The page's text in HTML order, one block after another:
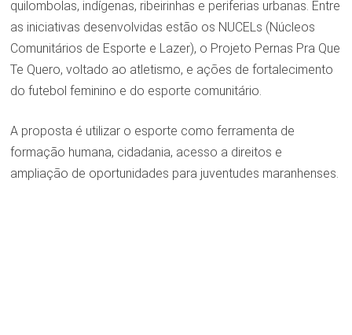
quilombolas, indígenas, ribeirinhas e periferias urbanas. Entre
as iniciativas desenvolvidas estão os NUCELs (Núcleos
Comunitários de Esporte e Lazer), o Projeto Pernas Pra Que
Te Quero, voltado ao atletismo, e ações de fortalecimento
do futebol feminino e do esporte comunitário.
A proposta é utilizar o esporte como ferramenta de
formação humana, cidadania, acesso a direitos e
ampliação de oportunidades para juventudes maranhenses.